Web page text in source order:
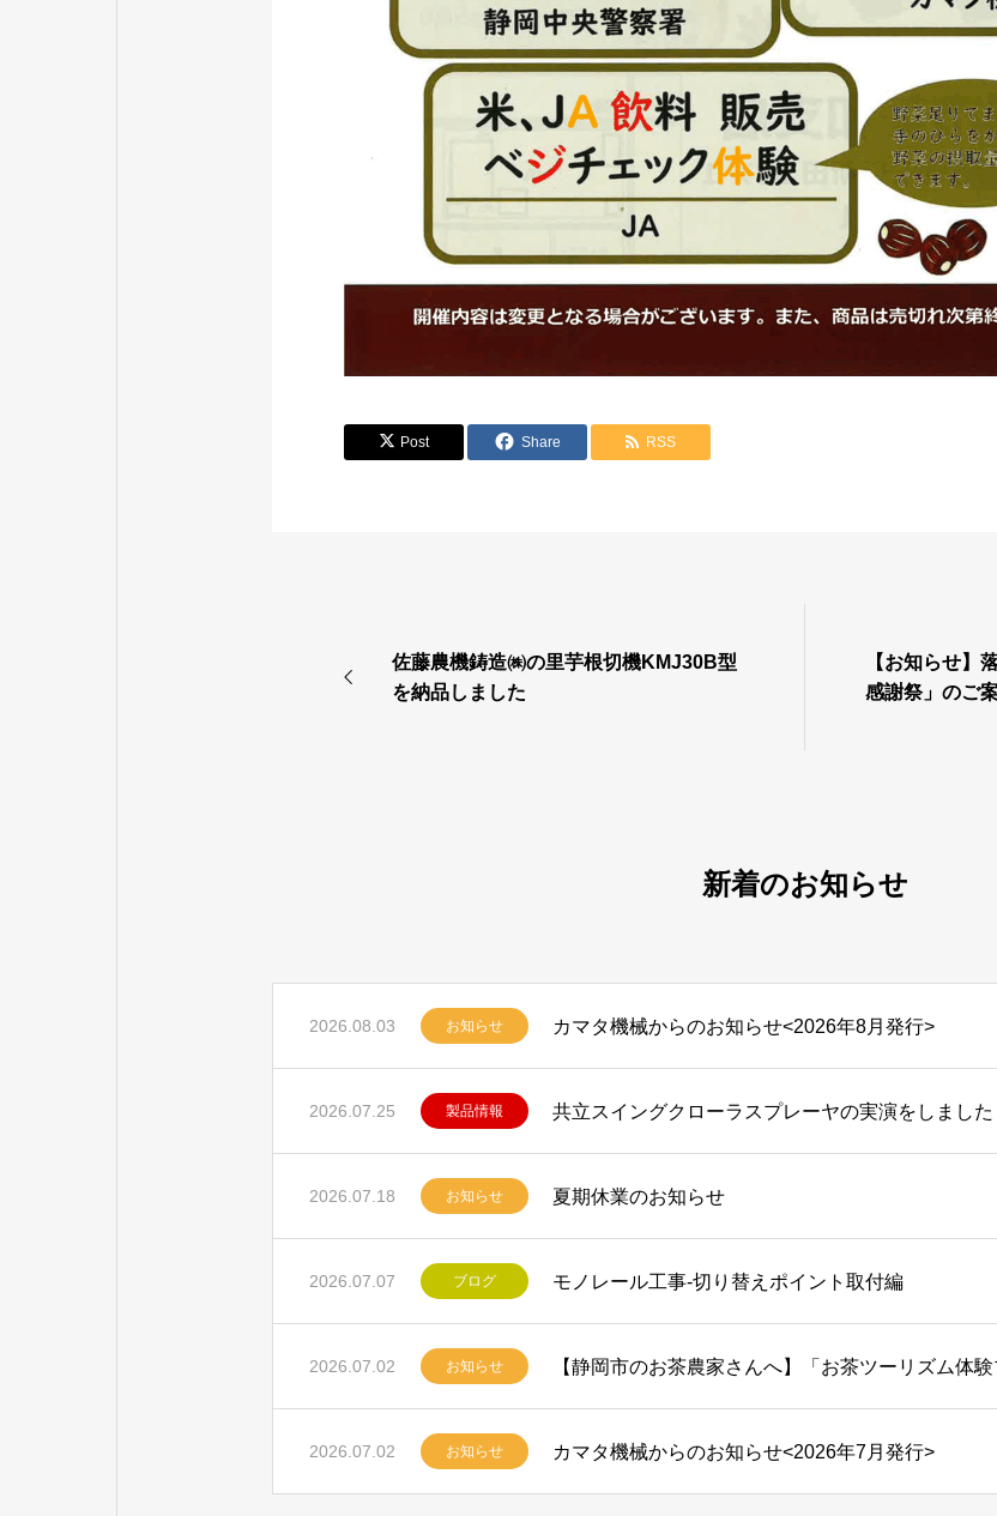
Post Share RSS
佐藤農機鋳造㈱の里芋根切機KMJ30B型
を納品しました
【お知らせ】
感謝祭」のご
新着のお知らせ
2026.08.03 お知らせ カマタ機械からのお知らせ<2026年8月発行>
2026.07.25 製品情報 共立スイングクローラスプレーヤの実演をしました
2026.07.18 お知らせ 夏期休業のお知らせ
2026.07.07 ブログ モノレール工事-切り替えポイント取付編
2026.07.02 お知らせ
2026.07.02 お知らせ カマタ機械からのお知らせ<2026年7月発行>